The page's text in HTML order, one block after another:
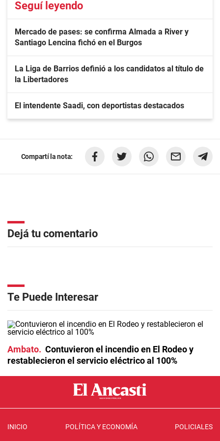
Seguí leyendo
Mercado de pases: se confirma Almada a River y
Santiago Lencina fichó en el Burgos
La Liga de Barrios definió a los candidatos al título de
la Libertadores
El intendente Saadi, con deportistas destacados
Compartí la nota:
Dejá tu comentario
Te Puede Interesar
Ambato
Contuvieron el incendio en El Rodeo y
restablecieron el servicio eléctrico al 100%
INICIO POLÍTICA Y ECONOMÍA POLICIALES